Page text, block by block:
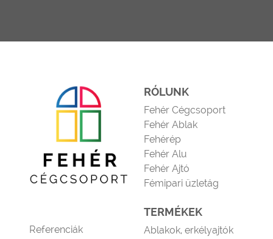
RÓLUNK
Fehér Cégcsoport
Fehér Ablak
Fehérép
Fehér Alu
Fehér Ajtó
Fémipari üzletág
Referenciák
TERMÉKEK
Ablakok, erkélyajtók